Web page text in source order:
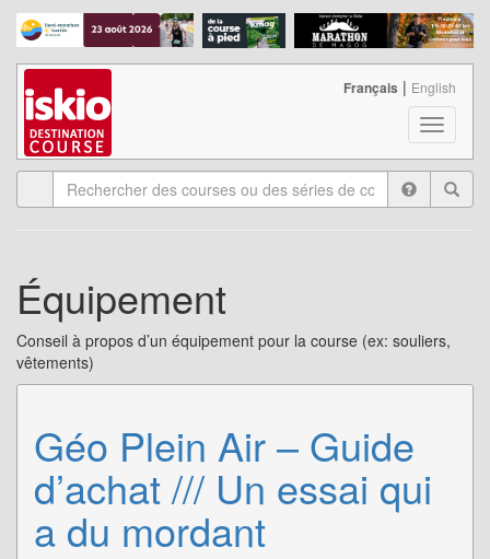
T
o
g
l
g
t
Français | English
Équipement
Conseil à propos d’un équipement pour la course (ex: souliers,
vêtements)
Géo Plein Air – Guide
d’achat /// Un essai qui
a du mordant